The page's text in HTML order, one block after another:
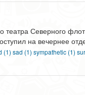
театра Северного
на вечернее
(1) sad (1) sympathetic (1)